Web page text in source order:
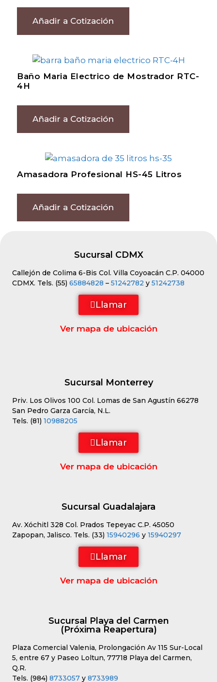
Añadir a Cotización
Baño Maria Electrico de Mostrador RTC-
4H
Añadir a Cotización
Amasadora Profesional HS-45 Litros
Añadir a Cotización
Sucursal CDMX
Callejón de Colima 6-Bis Col. Villa Coyoacán C.P. 04000
CDMX. Tels. (55) 65884828 – 51242782 y 51242738
Llamar
Ver mapa de ubicación
Sucursal Monterrey
Priv. Los Olivos 100 Col. Lomas de San Agustín 66278
San Pedro Garza García, N.L.
Tels. (81) 10988205
Llamar
Ver mapa de ubicación
Sucursal Guadalajara
Av. Xóchitl 328 Col. Prados Tepeyac C.P. 45050
Zapopan, Jalisco. Tels. (33) 15940296 y 15940297
Llamar
Ver mapa de ubicación
Sucursal Playa del Carmen
(Próxima Reapertura)
Plaza Comercial Valenia, Prolongación Av 115 Sur-Local
5, entre 67 y Paseo Loltun, 77718 Playa del Carmen,
Q.R.
Tels. (984) 8733057 y 8733989